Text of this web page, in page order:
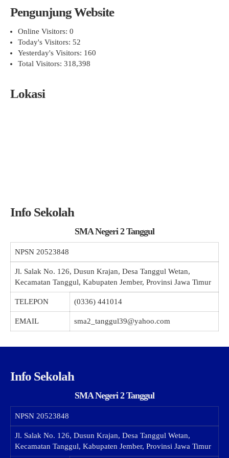
Pengunjung Website
Online Visitors: 0
Today's Visitors: 52
Yesterday's Visitors: 160
Total Visitors: 318,398
Lokasi
Info Sekolah
SMA Negeri 2 Tanggul
NPSN 20523848
Jl. Salak No. 126, Dusun Krajan, Desa Tanggul Wetan,
Kecamatan Tanggul, Kabupaten Jember, Provinsi Jawa Timur
TELEPON (0336) 441014
EMAIL sma2_tanggul39@yahoo.com
Info Sekolah
SMA Negeri 2 Tanggul
NPSN 20523848
Jl. Salak No. 126, Dusun Krajan, Desa Tanggul Wetan,
Kecamatan Tanggul, Kabupaten Jember, Provinsi Jawa Timur